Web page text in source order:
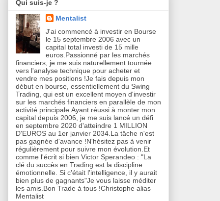
Qui suis-je ?
Mentalist
J'ai commencé à investir en Bourse
le 15 septembre 2006 avec un
capital total investi de 15 mille
euros.Passionné par les marchés
financiers, je me suis naturellement tournée
vers l'analyse technique pour acheter et
vendre mes positions !Je fais depuis mon
début en bourse, essentiellement du Swing
Trading, qui est un excellent moyen d'investir
sur les marchés financiers en parallèle de mon
activité principale.Ayant réussi à monter mon
capital depuis 2006, je me suis lancé un défi
en septembre 2020 d'atteindre 1 MILLION
D'EUROS au 1er janvier 2034.La tâche n'est
pas gagnée d'avance !N'hésitez pas à venir
régulièrement pour suivre mon évolution.Et
comme l'écrit si bien Victor Sperandeo : "La
clé du succès en Trading est la discipline
émotionnelle. Si c'était l'intelligence, il y aurait
bien plus de gagnants"Je vous laisse méditer
les amis.Bon Trade à tous !Christophe alias
Mentalist